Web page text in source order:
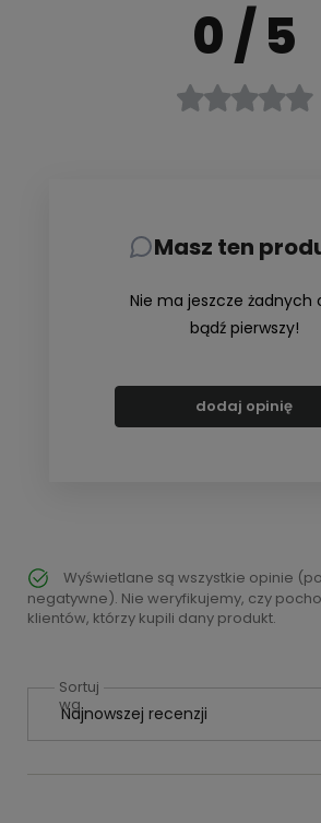
0/ 5
Masz ten
Nie ma jeszcze żadnych
bądź pierwszy!
dodaj opinię
Wyświetlane są wszystkie opinie
negatywne). Nie weryfikujemy, czy
klientów, którzy kupili dany produkt.
Sortuj
wg